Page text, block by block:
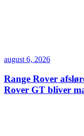
august 6, 2026
Range Rover
Rover GT bliver